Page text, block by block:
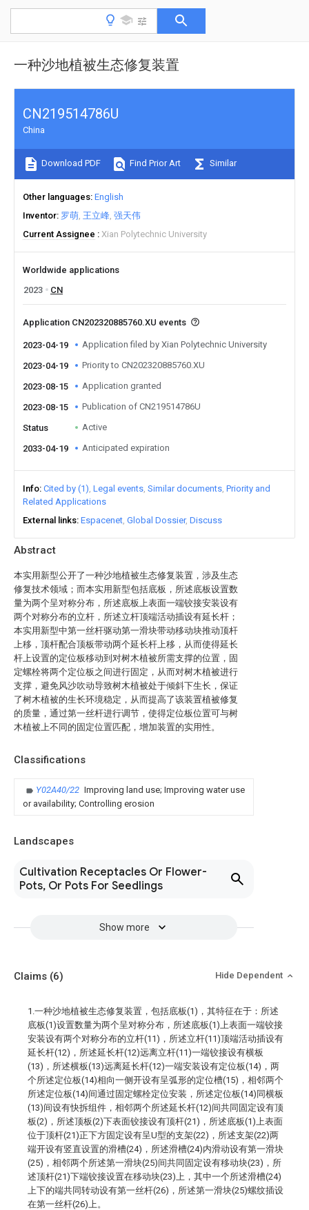
一种沙地植被生态修复装置
Abstract
本实用新型公开了一种沙地植被生态修复装置，涉及生态
修复技术领域；而本实用新型包括底板，所述底板设置数
量为两个呈对称分布，所述底板上表面一端铰接安装设有
两个对称分布的立杆，所述立杆顶端活动插设有延长杆；
本实用新型中第一丝杆驱动第一滑块带动移动块推动顶杆
上移，顶杆配合顶板带动两个延长杆上移，从而使得延长
杆上设置的定位板移动到对树木植被所需支撑的位置，固
定螺栓将两个定位板之间进行固定，从而对树木植被进行
支撑，避免风沙吹动导致树木植被处于倾斜下生长，保证
了树木植被的生长环境稳定，从而提高了该装置植被修复
的质量，通过第一丝杆进行调节，使得定位板位置可与树
木植被上不同的固定位置匹配，增加装置的实用性。
Classifications
Y02A40/22 Improving land use; Improving water use
or availability; Controlling erosion
Landscapes
Cultivation Receptacles Or Flower-
Pots, Or Pots For Seedlings
Show more
CN219514786U
China
Download PDF Find Prior Art Similar
Other languages English
Inventor 罗萌 王立峰 强天伟
Current Assignee
Xian Polytechnic University
Worldwide applications
2023
CN
Application CN202320885760.XU events
2023-04-19 Application filed by Xian Polytechnic University
2023-04-19 Priority to CN202320885760.XU
2023-08-15 Application granted
2023-08-15 Publication of CN219514786U
Status Active
2033-04-19 Anticipated expiration
Info Cited by (1) Legal events Similar documents Priority and
Related Applications
External links Espacenet Global Dossier Discuss
Claims (6) Hide Dependent
1.一种沙地植被生态修复装置，包括底板(1)，其特征在于：所述
底板(1)设置数量为两个呈对称分布，所述底板(1)上表面一端铰接
安装设有两个对称分布的立杆(11)，所述立杆(11)顶端活动插设有
延长杆(12)，所述延长杆(12)远离立杆(11)一端铰接设有横板
(13)，所述横板(13)远离延长杆(12)一端安装设有定位板(14)，两
个所述定位板(14)相向一侧开设有呈弧形的定位槽(15)，相邻两个
所述定位板(14)间通过固定螺栓定位安装，所述定位板(14)同横板
(13)间设有快拆组件，相邻两个所述延长杆(12)间共同固定设有顶
板(2)，所述顶板(2)下表面铰接设有顶杆(21)，所述底板(1)上表面
位于顶杆(21)正下方固定设有呈U型的支架(22)，所述支架(22)两
端开设有竖直设置的滑槽(24)，所述滑槽(24)内滑动设有第一滑块
(25)，相邻两个所述第一滑块(25)间共同固定设有移动块(23)，所
述顶杆(21)下端铰接设置在移动块(23)上，其中一个所述滑槽(24)
上下的端共同转动设有第一丝杆(26)，所述第一滑块(25)螺纹插设
在第一丝杆(26)上。